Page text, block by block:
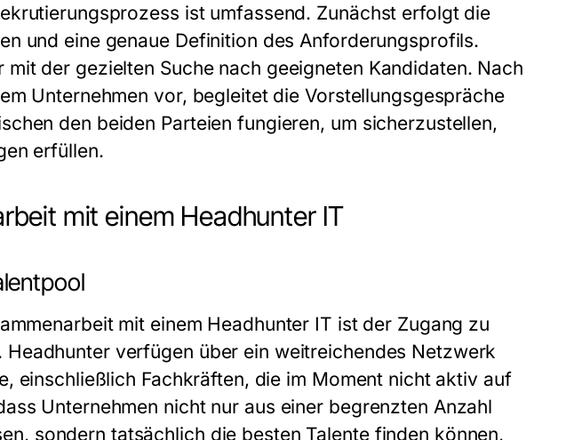
ist umfassend. Zunächst erfolgt die
und eine genaue Definition des Anforderungsprofils.
der gezielten Suche nach geeigneten Kandidaten. Nach
Unternehmen vor, begleitet die Vorstellungsgespräche
den beiden Parteien fungieren, um sicherzustellen,
erfüllen.
mit einem Headhunter IT
mit einem Headhunter IT ist der Zugang zu
Headhunter verfügen über ein weitreichendes Netzwerk
einschließlich Fachkräften, die im Moment nicht aktiv auf
Unternehmen nicht nur aus einer begrenzten Anzahl
sondern tatsächlich die besten Talente finden können,